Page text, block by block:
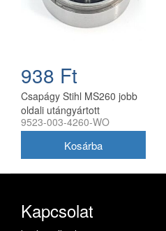
938 Ft
Csapágy Stihl MS260 jobb
oldali utángyártott
9523-003-4260-WO
Kapcsolat